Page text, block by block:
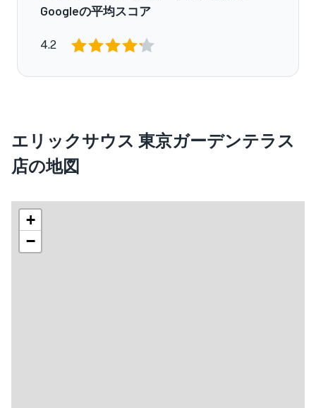
Googleの平均スコア
4.2
エリックサウス 東京ガーデンテラス
店の地図
+
−